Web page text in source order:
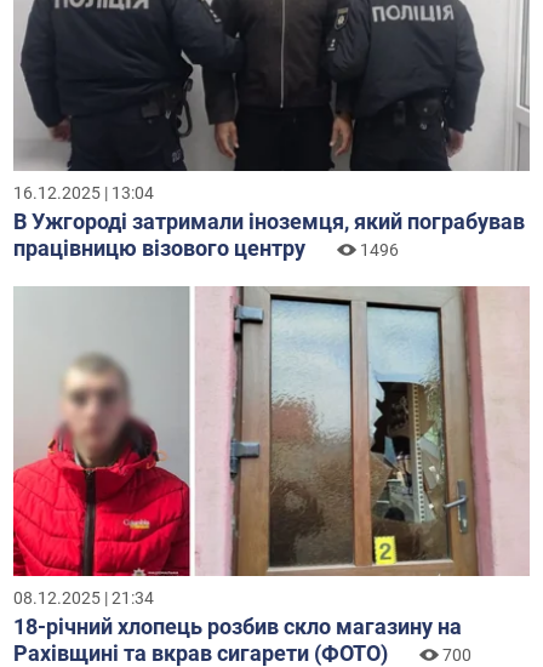
16.12.2025 | 13:04
В Ужгороді затримали іноземця, який пограбував
працівницю візового центру
1496
08.12.2025 | 21:34
18-річний хлопець розбив скло магазину на
Рахівщині та вкрав сигарети (ФОТО)
700